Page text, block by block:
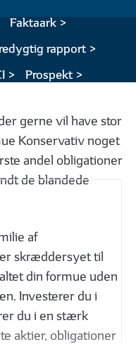
Faktaark >
rapport >
>
Prospekt >
gerne vil have stor
Konservativ noget
andel obligationer
de blandede
af
skræddersyet til
din formue uden
Investerer du i
du i en stærk
aktier, obligationer